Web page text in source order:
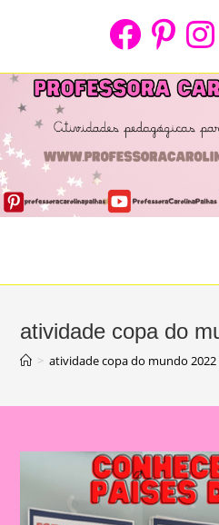
atividade copa do
> atividade copa do mundo 2022